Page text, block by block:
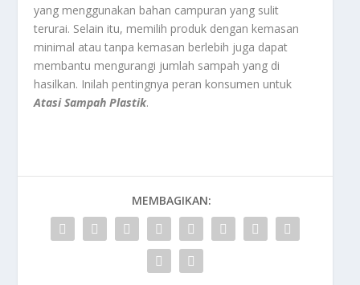
yang menggunakan bahan campuran yang sulit
terurai. Selain itu, memilih produk dengan kemasan
minimal atau tanpa kemasan berlebih juga dapat
membantu mengurangi jumlah sampah yang di
hasilkan. Inilah pentingnya peran konsumen untuk
Atasi Sampah Plastik.
MEMBAGIKAN: